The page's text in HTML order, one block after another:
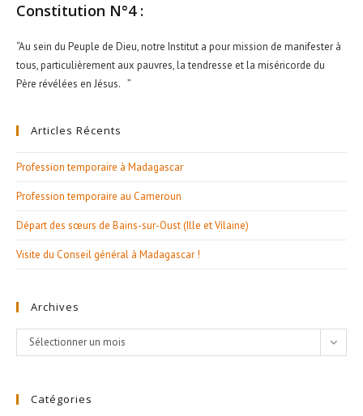
Constitution N°4 :
“Au sein du Peuple de Dieu, notre Institut a pour mission de manifester à
tous, particulièrement aux pauvres, la tendresse et la miséricorde du
Père révélées en Jésus. ”
Articles Récents
Profession temporaire à Madagascar
Profession temporaire au Cameroun
Départ des sœurs de Bains-sur-Oust (Ille et Vilaine)
Visite du Conseil général à Madagascar !
Archives
Archives
Sélectionner un mois
Catégories